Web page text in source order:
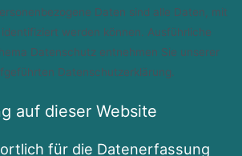
Daten sind alle Daten, mit
werden können. Ausführliche
Datenschutz entnehmen Sie unserer
Datenschutzerklärung.
auf dieser Website
für die Datenerfassung